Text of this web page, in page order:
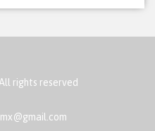
rights reserved